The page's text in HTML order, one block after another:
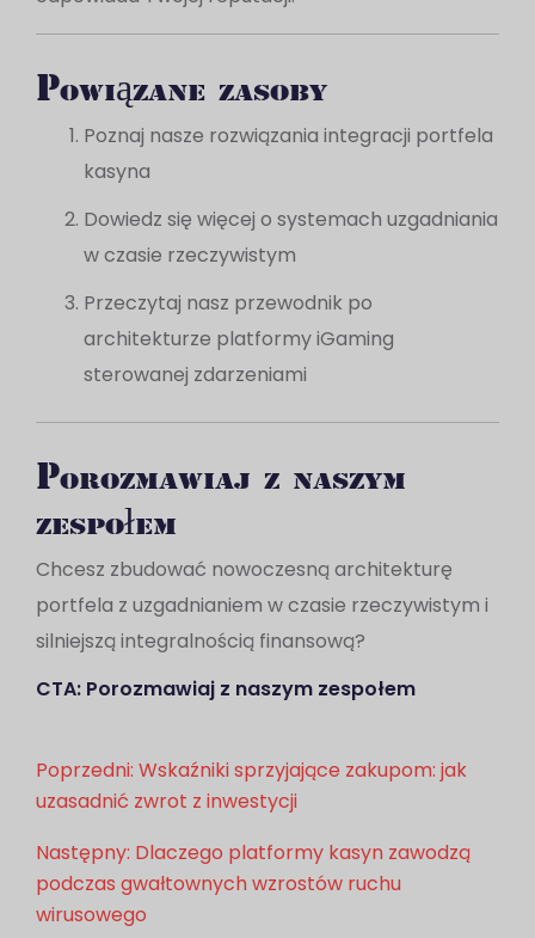
Powiązane zasoby
Poznaj nasze rozwiązania integracji portfela
kasyna
Dowiedz się więcej o systemach uzgadniania
w czasie rzeczywistym
Przeczytaj nasz przewodnik po
architekturze platformy iGaming
sterowanej zdarzeniami
Porozmawiaj z naszym
zespołem
Chcesz zbudować nowoczesną architekturę
portfela z uzgadnianiem w czasie rzeczywistym i
silniejszą integralnością finansową?
CTA: Porozmawiaj z naszym zespołem
Nawigacja
wpisu
Poprzedni: Wskaźniki sprzyjające zakupom: jak
uzasadnić zwrot z inwestycji
Następny: Dlaczego platformy kasyn zawodzą
podczas gwałtownych wzrostów ruchu
wirusowego